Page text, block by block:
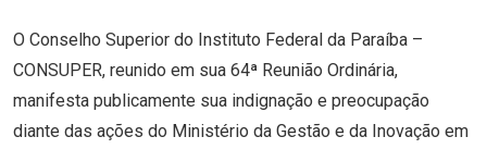
O Conselho Superior do Instituto Federal da Paraíba –
CONSUPER, reunido em sua 64ª Reunião Ordinária,
manifesta publicamente sua indignação e preocupação
diante das ações do Ministério da Gestão e da Inovação em